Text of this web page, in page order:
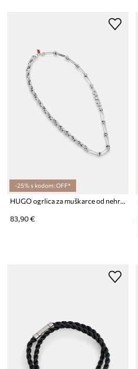
-25% s kodom: OFF*
HUGO ogrlica za muškarce od nehrđajućeg čelika E-MIXCHAIN-NEC
83,90 €